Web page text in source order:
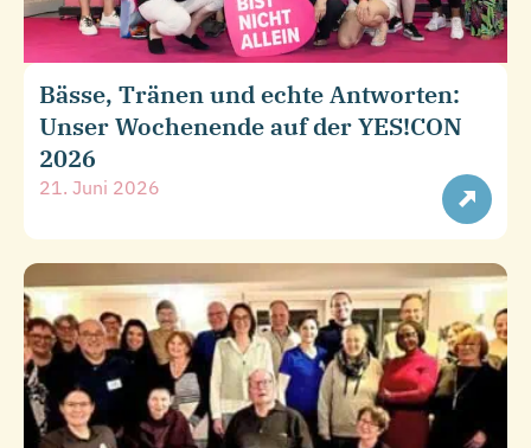
Bässe, Tränen und echte Antworten:
Unser Wochenende auf der YES!CON
2026
21. Juni 2026